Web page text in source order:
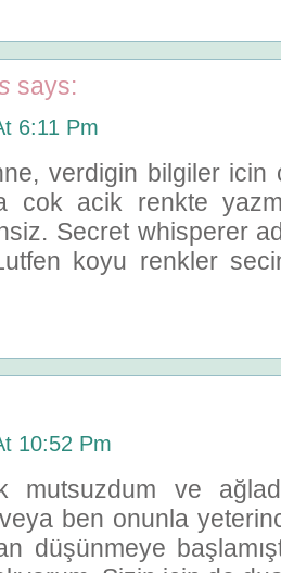
says:
6:11 Pm
verdigin bilgiler
cok acik renkte
Secret whisperer
koyu renkler
10:52 Pm
mutsuzdum ve
ben onunla
düşünmeye